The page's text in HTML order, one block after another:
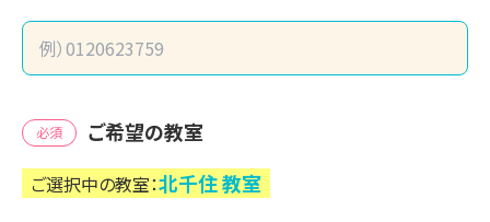
必須 ご希望の教室
ご選択中の教室：北千住教室